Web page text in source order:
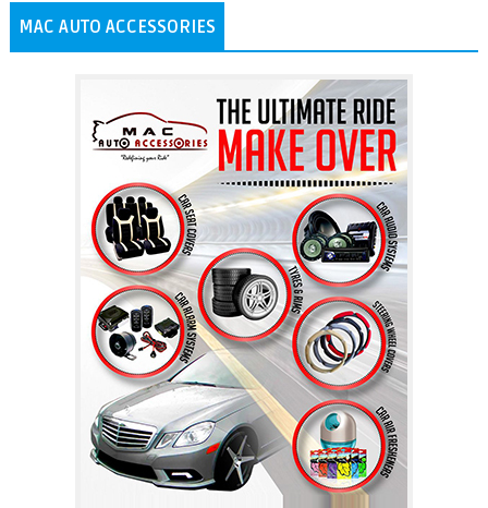
MAC AUTO ACCESSORIES